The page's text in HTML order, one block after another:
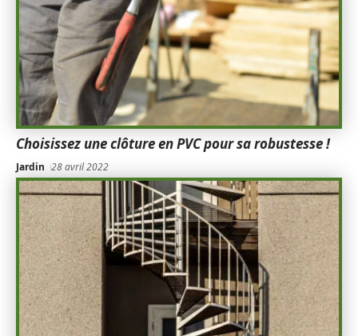
Choisissez une clôture en PVC pour sa robustesse !
Jardin 28 avril 2022